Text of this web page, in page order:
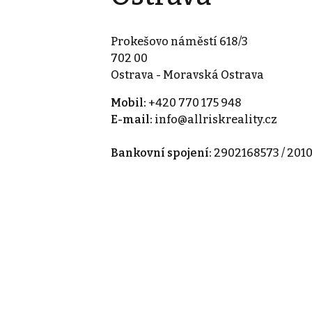
Prokešovo náměstí 618/3
702 00
Ostrava - Moravská Ostrava
Mobil: +420 770 175 948
E-mail: info@allriskreality.cz
Bankovní spojení: 2902168573 / 2010